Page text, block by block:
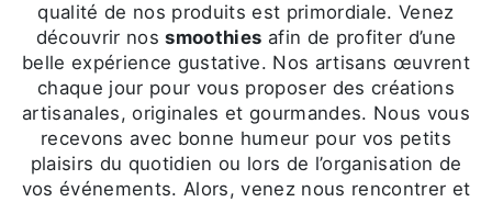
qualité de nos produits est primordiale. Venez
découvrir nossmoothies afin de profiter d’une
belle expérience gustative. Nos artisans œuvrent
chaque jour pour vous proposer des créations
artisanales, originales et gourmandes. Nous vous
recevons avec bonne humeur pour vos petits
plaisirs du quotidien ou lors de l’organisation de
vos événements. Alors, venez nous rencontrer et